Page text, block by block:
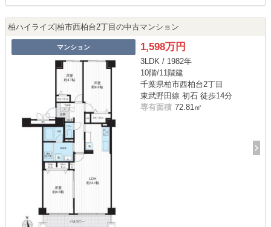
柏ハイライズ|柏市西柏台2丁目の中古マンション
マンション 1,598万円
3LDK / 1982年
10階/11階建
千葉県柏市西柏台2丁目
東武野田線 初石 徒歩14分
専有面積 72.81㎡